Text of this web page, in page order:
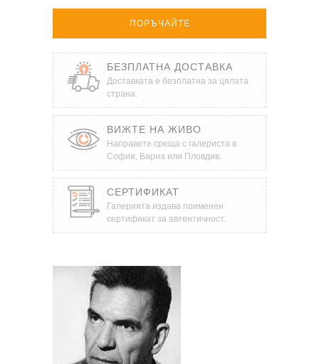
ПОРЪЧАЙТЕ
БЕЗПЛАТНА ДОСТАВКА
Доставката е безплатна за цялата
страна.
ВИЖТЕ НА ЖИВО
Направете среща с галериста в
София, Варна или Пловдив.
СЕРТИФИКАТ
Галерията издава поименен
сертификат за автентичност.